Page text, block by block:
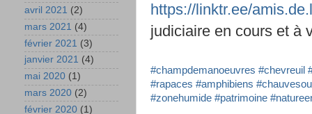
https://linktr.ee/
judiciaire en cours et à
#champdemanoeuvres #chevreuil
#rapaces #amphibiens
#zonehumide #patrimoine
avril 2021 (2)
mars 2021 (4)
février 2021 (3)
janvier 2021 (4)
mai 2020 (1)
mars 2020 (2)
février 2020 (1)